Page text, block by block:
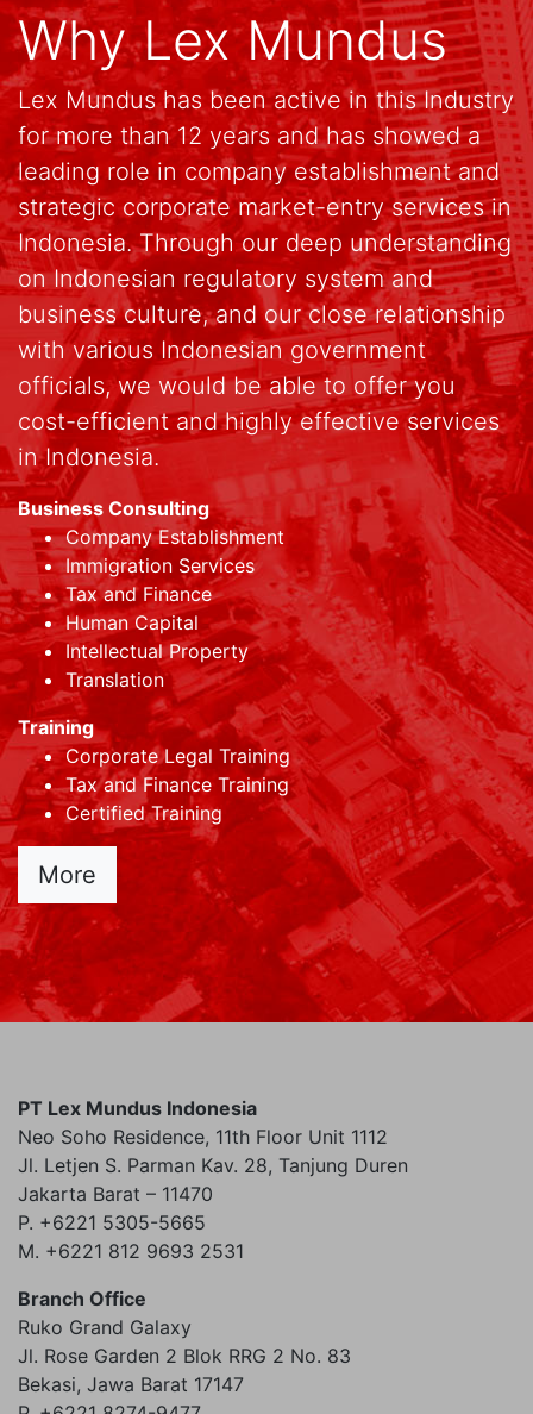
Why Lex Mundus
Lex Mundus has been active in this Industry
for more than 12 years and has showed a
leading role in company establishment and
strategic corporate market-entry services in
Indonesia. Through our deep understanding
on Indonesian regulatory system and
business culture, and our close relationship
with various Indonesian government
officials, we would be able to offer you
cost-efficient and highly effective services
in Indonesia.
Business Consulting
Company Establishment
Immigration Services
Tax and Finance
Human Capital
Intellectual Property
Translation
Training
Corporate Legal Training
Tax and Finance Training
Certified Training
More
PT Lex Mundus Indonesia
Neo Soho Residence, 11th Floor Unit 1112
Jl. Letjen S. Parman Kav. 28, Tanjung Duren
Jakarta Barat – 11470
P. +6221 5305-5665
M. +6221 812 9693 2531
Branch Office
Ruko Grand Galaxy
Jl. Rose Garden 2 Blok RRG 2 No. 83
Bekasi, Jawa Barat 17147